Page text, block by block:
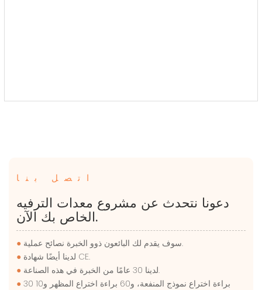
اتصل بنا
دعونا نتحدث عن مشروع معدات الترفيه
الخاص بك الآن.
●
سوف يقدم لك البائعون ذوو الخبرة نصائح عملية.
●
لدينا أيضًا شهادة CE.
●
لدينا 30 عامًا من الخبرة في هذه الصناعة.
● 30 براءة اختراع نموذج المنفعة، و60 براءة اختراع المظهر و10